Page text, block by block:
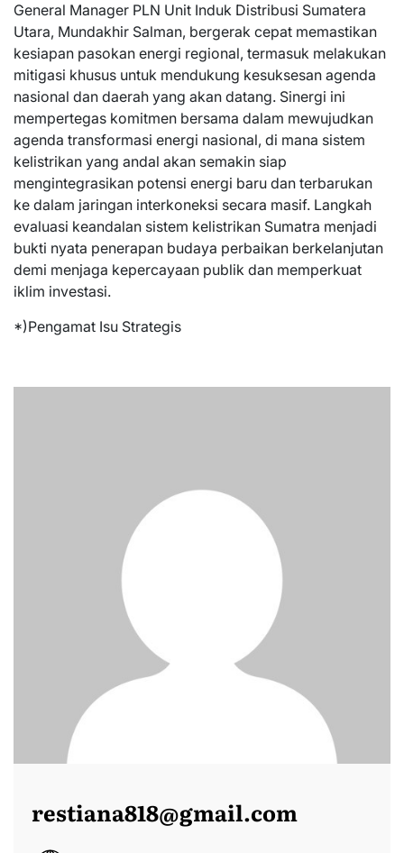
General Manager PLN Unit Induk Distribusi Sumatera
Utara, Mundakhir Salman, bergerak cepat memastikan
kesiapan pasokan energi regional, termasuk melakukan
mitigasi khusus untuk mendukung kesuksesan agenda
nasional dan daerah yang akan datang. Sinergi ini
mempertegas komitmen bersama dalam mewujudkan
agenda transformasi energi nasional, di mana sistem
kelistrikan yang andal akan semakin siap
mengintegrasikan potensi energi baru dan terbarukan
ke dalam jaringan interkoneksi secara masif. Langkah
evaluasi keandalan sistem kelistrikan Sumatra menjadi
bukti nyata penerapan budaya perbaikan berkelanjutan
demi menjaga kepercayaan publik dan memperkuat
iklim investasi.
*)Pengamat Isu Strategis
restiana818@gmail.com